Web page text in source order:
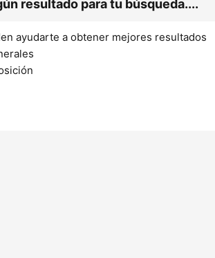
resultado para tu búsqueda....
ayudarte a obtener mejores resultados